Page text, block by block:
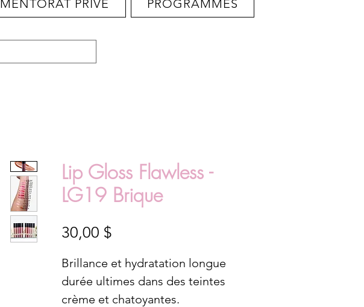
MENTORAT PRIVÉ PROGRAMMES
Lip Gloss Flawless -
LG19 Brique
30,00 $
Brillance et hydratation longue
durée ultimes dans des teintes
crème et chatoyantes.